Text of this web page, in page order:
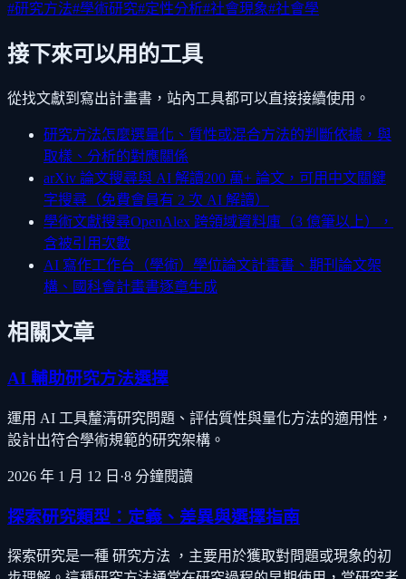
#研究方法#學術研究#定性分析#社會現象#社會學
接下來可以用的工具
從找文獻到寫出計畫書，站內工具都可以直接接續使用。
研究方法怎麼選量化、質性或混合方法的判斷依據，與
取樣、分析的對應關係
arXiv 論文搜尋與 AI 解讀200 萬+ 論文，可用中文關鍵
字搜尋（免費會員有 2 次 AI 解讀）
學術文獻搜尋OpenAlex 跨領域資料庫（3 億筆以上），
含被引用次數
AI 寫作工作台（學術） 學位論文計畫書、期刊論文架
構、國科會計畫書逐章生成
相關文章
AI 輔助研究方法選擇
運用 AI 工具釐清研究問題、評估質性與量化方法的適用性，
設計出符合學術規範的研究架構。
2026 年 1 月 12 日 ·8 分鐘閱讀
探索研究類型：定義、差異與選擇指南
探索研究是一種 研究方法 ，主要用於獲取對問題或現象的初